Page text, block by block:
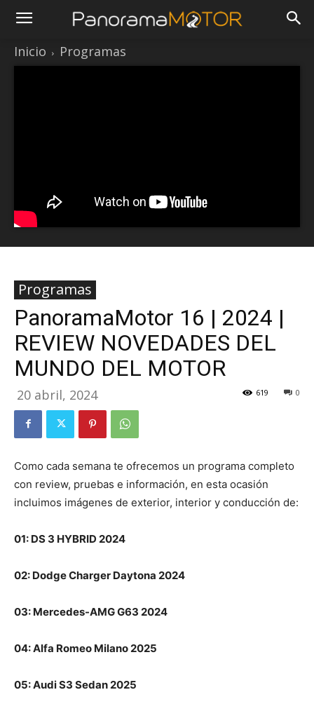
Inicio Programas
Programas
PanoramaMotor 16 | 2024 |
REVIEW NOVEDADES DEL
MUNDO DEL MOTOR
20 abril, 2024 0
619
Como cada semana te ofrecemos un programa completo
con review, pruebas e información, en esta ocasión
incluimos imágenes de exterior, interior y conducción de:
01: DS 3 HYBRID 2024
02: Dodge Charger Daytona 2024
03: Mercedes-AMG G63 2024
04: Alfa Romeo Milano 2025
05: Audi S3 Sedan 2025